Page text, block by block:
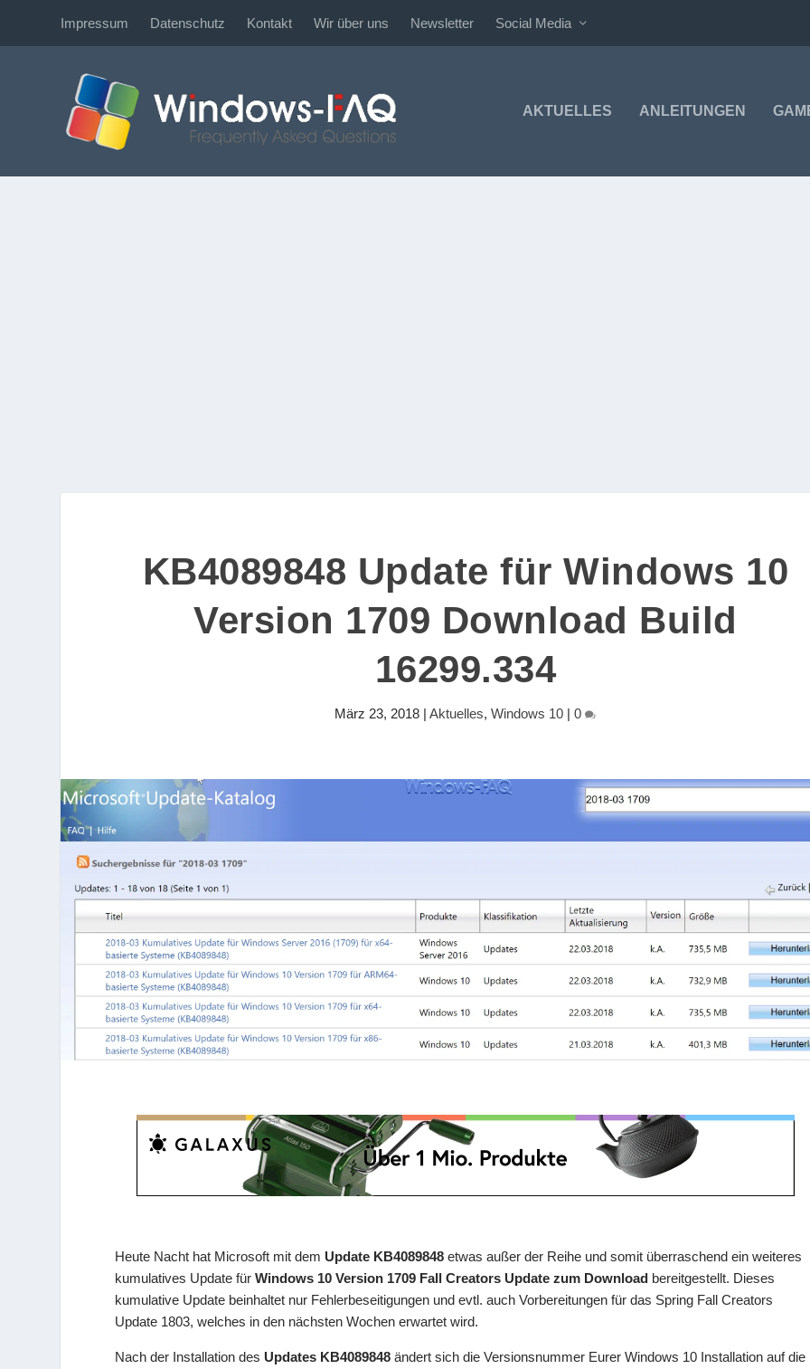
Impressum Datenschutz Kontakt Wir über uns Newsletter Social Media
AKTUELLES ANLEITUNGEN
KB4089848 Update für Windows 10
Version 1709 Download Build
16299.334
März 23, 2018 |Aktuelles,Windows 10 |0
Heute Nacht hat Microsoft mit dem Update KB4089848 etwas außer der Reihe und somit überraschend ein weiteres
kumulatives Update fürWindows 10 Version 1709 Fall Creators Update zum Download bereitgestellt. Dieses
kumulative Update beinhaltet nur Fehlerbeseitigungen und evtl. auch Vorbereitungen für das Spring Fall Creators
Update 1803, welches in den nächsten Wochen erwartet wird.
Nach der Installation des Updates KB4089848 ändert sich die Versionsnummer Eurer Windows 10 Installation auf die